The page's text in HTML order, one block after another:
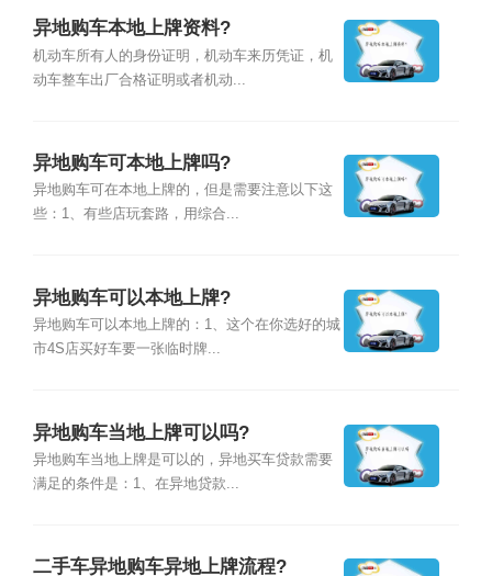
异地购车本地上牌资料?
机动车所有人的身份证明，机动车来历凭证，机
动车整车出厂合格证明或者机动...
异地购车可本地上牌吗?
异地购车可在本地上牌的，但是需要注意以下这
些：1、有些店玩套路，用综合...
异地购车可以本地上牌?
异地购车可以本地上牌的：1、这个在你选好的城
市4S店买好车要一张临时牌...
异地购车当地上牌可以吗?
异地购车当地上牌是可以的，异地买车贷款需要
满足的条件是：1、在异地贷款...
二手车异地购车异地上牌流程?